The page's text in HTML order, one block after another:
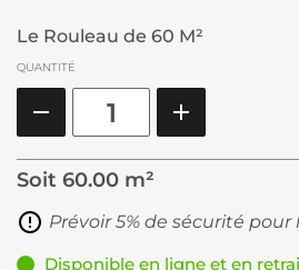
Le Rouleau de 60 M²
QUANTITÉ
Soit 60.00 m²
Prévoir 5% de sécurité pour
Disponible en ligne et en